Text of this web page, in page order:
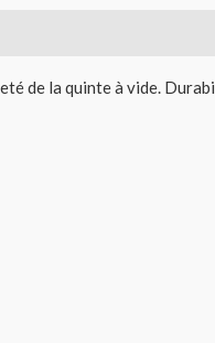
de la quinte à vide.